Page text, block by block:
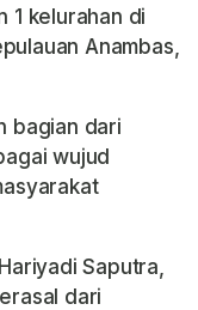
1 kelurahan di
Anambas,
bagian dari
wujud
Saputra,
dari